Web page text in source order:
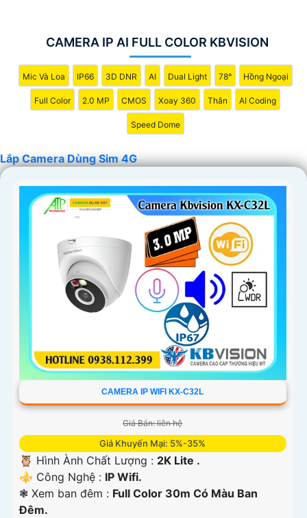
CAMERA IP AI FULL COLOR KBVISION
Mic Và Loa IP66 3D DNR AI Dual Light 78° Hồng Ngoại
Full Color 2.0 MP CMOS Xoay 360 Thân AI Coding
Speed Dome
Lắp Camera Dùng Sim 4G
CAMERA IP WIFI KX-C32L
Giá Bán: liên hệ
Giá Khuyến Mại: 5%-35%
🦉 Hình Ành Chất Lượng : 2K Lite .
⚜️ Công Nghệ : IP Wifi.
❃ Xem ban đêm : Full Color 30m Có Màu Ban
Ðêm.